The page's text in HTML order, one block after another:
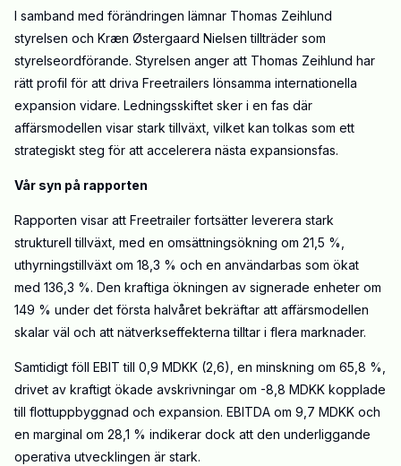
I samband med förändringen lämnar Thomas Zeihlund
styrelsen och Kræn Østergaard Nielsen tillträder som
styrelseordförande. Styrelsen anger att Thomas Zeihlund har
rätt profil för att driva Freetrailers lönsamma internationella
expansion vidare. Ledningsskiftet sker i en fas där
affärsmodellen visar stark tillväxt, vilket kan tolkas som ett
strategiskt steg för att accelerera nästa expansionsfas.
Vår syn på rapporten
Rapporten visar att Freetrailer fortsätter leverera stark
strukturell tillväxt, med en omsättningsökning om 21,5 %,
uthyrningstillväxt om 18,3 % och en användarbas som ökat
med 136,3 %. Den kraftiga ökningen av signerade enheter om
149 % under det första halvåret bekräftar att affärsmodellen
skalar väl och att nätverkseffekterna tilltar i flera marknader.
Samtidigt föll EBIT till 0,9 MDKK (2,6), en minskning om 65,8 %,
drivet av kraftigt ökade avskrivningar om -8,8 MDKK kopplade
till flottuppbyggnad och expansion. EBITDA om 9,7 MDKK och
en marginal om 28,1 % indikerar dock att den underliggande
operativa utvecklingen är stark.